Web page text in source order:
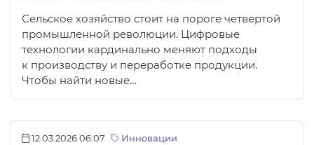
Сельское хозяйство стоит на пороге четвертой
промышленной революции. Цифровые
технологии кардинально меняют подходы
к производству и переработке продукции.
Чтобы найти новые…
12.03.2026 06:07 Инновации